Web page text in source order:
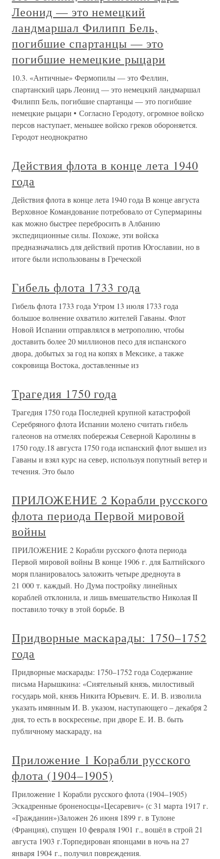
Леонид — это немецкий
ландмаршал Филипп Бель,
погибшие спартанцы — это
погибшие немецкие рыцари
10.3. «Античные» Фермопилы — это Феллин,
спартанский царь Леонид — это немецкий ландмаршал
Филипп Бель, погибшие спартанцы — это погибшие
немецкие рыцари • Согласно Геродоту, огромное войско
персов наступает, меньшее войско греков обороняется.
Геродот неоднократно
Действия флота в конце лета 1940
года
Действия флота в конце лета 1940 года В конце августа
Верховное Командование потребовало от Супермарины
как можно быстрее перебросить в Албанию
экспедиционные силы. Похоже, эти войска
предназначались для действий против Югославии, но в
итоге были использованы в Греческой
Гибель флота 1733 года
Гибель флота 1733 года Утром 13 июля 1733 года
большое волнение охватило жителей Гаваны. Флот
Новой Испании отправлялся в метрополию, чтобы
доставить более 20 миллионов песо для испанского
двора, добытых за год на копях в Мексике, а также
сокровища Востока, доставленные из
Трагедия 1750 года
Трагедия 1750 года Последней крупной катастрофой
Серебряного флота Испании молено считать гибель
галеонов на отмелях побережья Северной Каролины в
1750 году.18 августа 1750 года испанский флот вышел из
Гаваны и взял курс на север, используя попутный ветер и
течения. Это было
ПРИЛОЖЕНИЕ 2 Корабли русского
флота периода Первой мировой
войны
ПРИЛОЖЕНИЕ 2 Корабли русского флота периода
Первой мировой войны В конце 1906 г. для Балтийского
моря планировалось заложить четыре дредноута в
21 000 т. каждый. Но Дума постройку линейных
кораблей отклонила, и лишь вмешательство Николая II
поставило точку в этой борьбе. В
Придворные маскарады: 1750–1752
года
Придворные маскарады: 1750–1752 года Содержание
письма Нарышкина: «Сиятельный князь, милостивый
государь мой, князь Никита Юрьевич. Е. И. В. изволила
указать имянным И. В. указом, наступающего – декабря 2
дня, то есть в воскресенье, при дворе Е. И. В. быть
публичному маскараду, на
Приложение 1 Корабли русского
флота (1904–1905)
Приложение 1 Корабли русского флота (1904–1905)
Эскадренные броненосцы«Цесаревич» (с 31 марта 1917 г.
«Гражданин»)Заложен 26 июня 1899 г. в Тулоне
(Франция), спущен 10 февраля 1901 г., вошёл в строй 21
августа 1903 г.Торпедирован японцами в ночь на 27
января 1904 г., получил повреждения.